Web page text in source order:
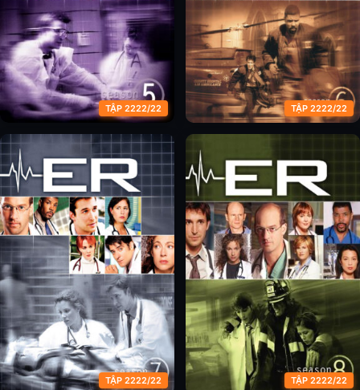
TẬP 2222/22
Phòng Cấp Cứu (Phần 5)
TẬP 2222/22
Phòng Cấp Cứu (Phần 6)
TẬP 2222/22 TẬP 2222/22